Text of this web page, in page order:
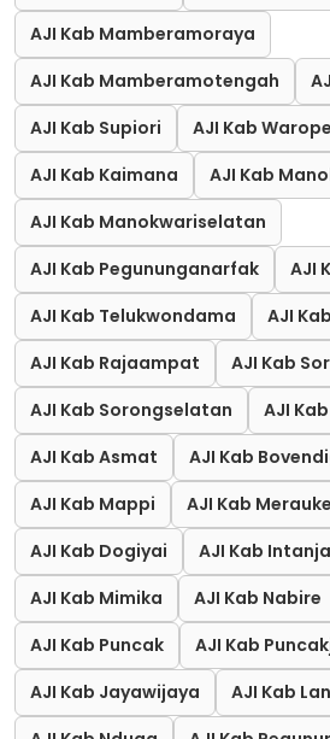
AJI Kab Mamberamoraya
AJI Kab Mamberamotengah
AJI Kab Supiori
AJI Kab
AJI Kab Kaimana
AJI Kab
AJI Kab Manokwariselatan
AJI Kab Pegununganarfak
AJI
AJI Kab Telukwondama
AJI
AJI Kab Rajaampat
AJI Kab
AJI Kab Sorongselatan
AJI
AJI Kab Asmat
AJI Kab
AJI Kab Mappi
AJI Kab Merauke
AJI Kab Dogiyai
AJI Kab
AJI Kab Mimika
AJI Kab Nabire
AJI Kab Puncak
AJI Kab
AJI Kab Jayawijaya
AJI Kab